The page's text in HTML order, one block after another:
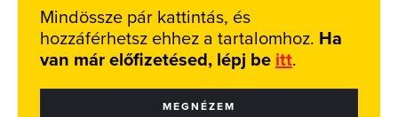
Mindössze pár kattintás, és
hozzáférhetsz ehhez a tartalomhoz. Ha
van már előfizetésed, lépj be itt.
MEGNÉZEM